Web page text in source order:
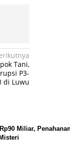
Tani,
P3-
di Luwu
Miliar,